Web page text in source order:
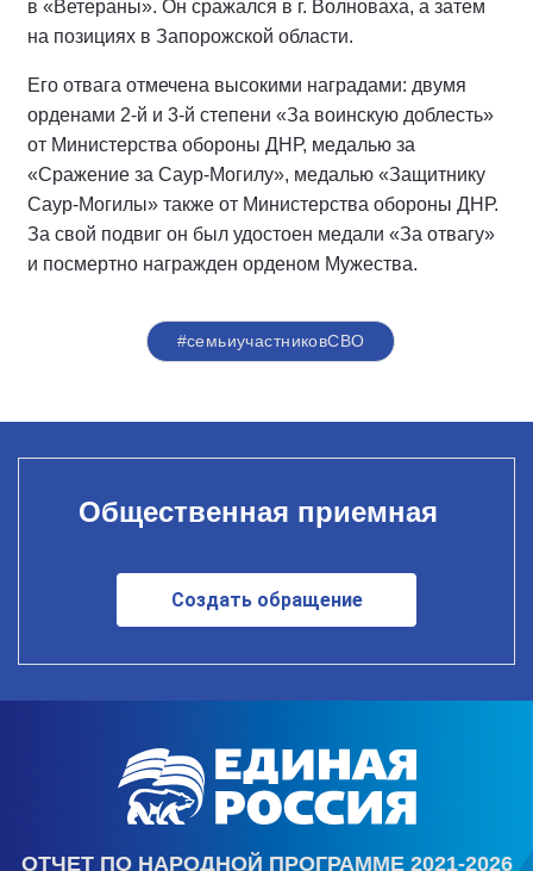
в «Ветераны». Он сражался в г. Волноваха, а затем
на позициях в Запорожской области.
Его отвага отмечена высокими наградами: двумя
орденами 2-й и 3-й степени «За воинскую доблесть»
от Министерства обороны ДНР, медалью за
«Сражение за Саур-Могилу», медалью «Защитнику
Саур-Могилы» также от Министерства обороны ДНР.
За свой подвиг он был удостоен медали «За отвагу»
и посмертно награжден орденом Мужества.
#семьиучастниковСВО
Общественная приемная
Создать обращение
ОТЧЕТ ПО НАРОДНОЙ ПРОГРАММЕ 2021-2026